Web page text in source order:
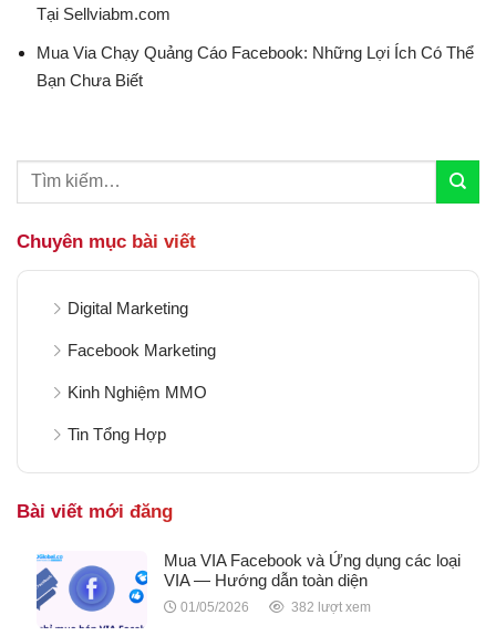
Tại Sellviabm.com
Mua Via Chạy Quảng Cáo Facebook: Những Lợi Ích Có Thể
Bạn Chưa Biết
Chuyên mục bài viết
Digital Marketing
Facebook Marketing
Kinh Nghiệm MMO
Tin Tổng Hợp
Bài viết mới đăng
Mua VIA Facebook và Ứng dụng các loại
VIA — Hướng dẫn toàn diện
01/05/2026 382 lượt xem